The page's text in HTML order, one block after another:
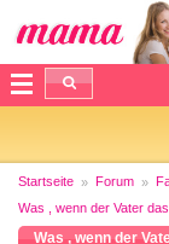
Startseite Forum
Was , wenn der Vater
Was , wenn der